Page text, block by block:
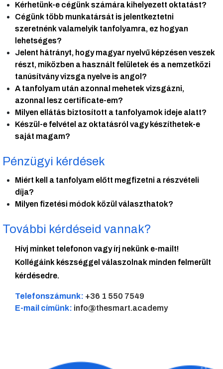
Kérhetünk-e cégünk számára kihelyezett oktatást?
Cégünk több munkatársát is jelentkeztetni
szeretnénk valamelyik tanfolyamra, ez hogyan
lehetséges?
Jelent hátrányt, hogy magyar nyelvű képzésen veszek
részt, miközben a használt felületek és a nemzetközi
tanúsítvány vizsga nyelve is angol?
A tanfolyam után azonnal mehetek vizsgázni,
azonnal lesz certificate-em?
Milyen ellátás biztosított a tanfolyamok ideje alatt?
Készül-e felvétel az oktatásról vagy készíthetek-e
saját magam?
Pénzügyi kérdések
Miért kell a tanfolyam előtt megfizetni a részvételi
díja?
Milyen fizetési módok közül választhatok?
További kérdéseid vannak?
Hívj minket telefonon vagy írj nekünk e-mailt!
Kollégáink készséggel válaszolnak minden felmerült
kérdésedre.
Telefonszámunk: +36 1 550 7549
E-mail címünk: info@thesmart.academy